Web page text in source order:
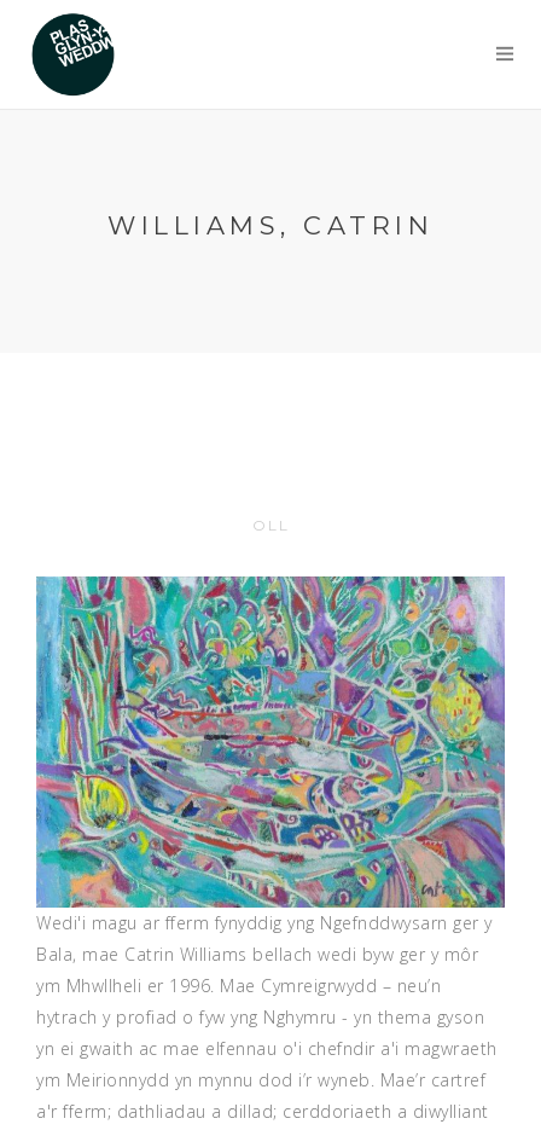
WILLIAMS, CATRIN
OLL
Wedi'i magu ar fferm fynyddig yng Ngefnddwysarn ger y
Bala, mae Catrin Williams bellach wedi byw ger y môr
ym Mhwllheli er 1996. Mae Cymreigrwydd – neu’n
hytrach y profiad o fyw yng Nghymru - yn thema gyson
yn ei gwaith ac mae elfennau o'i chefndir a'i magwraeth
ym Meirionnydd yn mynnu dod i’r wyneb. Mae’r cartref
a'r fferm; dathliadau a dillad; cerddoriaeth a diwylliant